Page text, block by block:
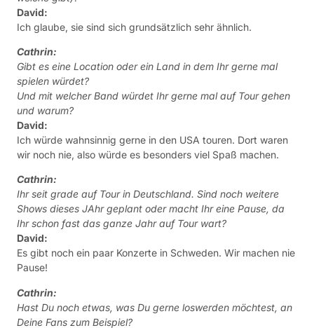
wir noch nie, also würde es besonders viel Spaß machen.
Cathrin:
Ihr seit grade auf Tour in Deutschland. Sind noch weitere
Shows dieses JAhr geplant oder macht Ihr eine Pause, da
Ihr schon fast das ganze Jahr auf Tour wart?
David:
Es gibt noch ein paar Konzerte in Schweden. Wir machen nie
Pause!
Cathrin:
Hast Du noch etwas, was Du gerne loswerden möchtest, an
Deine Fans zum Beispiel?
David:
Heavymetalhardrock rules!! ;)